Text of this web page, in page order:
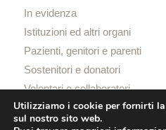
In evidenza
Istituzioni ed altri organi
Pazienti, genitori e parenti
Sostenitori e donatori
Volontari e collaboratori
Utilizziamo i cookie per fornirti
sul nostro sito web.